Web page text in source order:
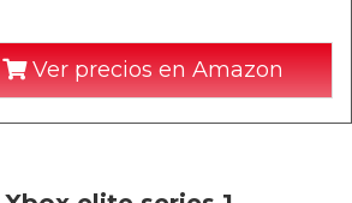
Ver precios en Amazon